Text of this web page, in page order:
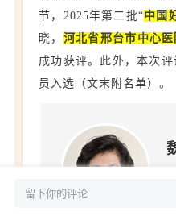
节，2025年第二批“中国
晓， 河北省邢台市中心
成功获评。此外，本次
员入选（文末附名单）。
留下你的评论